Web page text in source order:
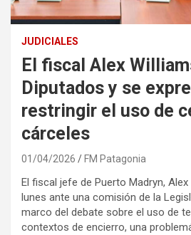
JUDICIALES
El fiscal Alex
Diputados y se
restringir el uso de
cárceles
01/04/2026 FM Patagonia
El fiscal jefe de Puerto Madryn,
lunes ante una comisión de la
marco del debate sobre el uso de
contextos de encierro, una